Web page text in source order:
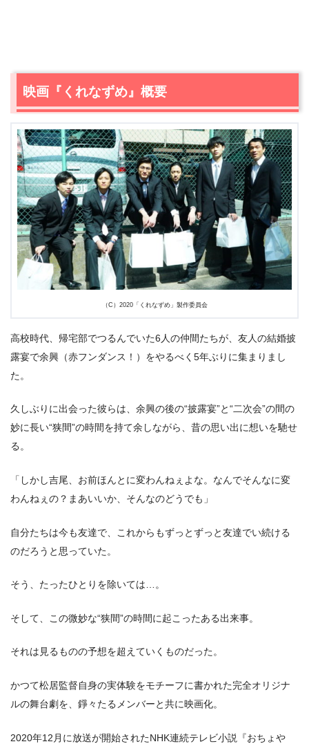
映画『くれなずめ』概要
（C）2020「くれなずめ」製作委員会
⾼校時代、帰宅部でつるんでいた6⼈の仲間たちが、友⼈の結婚披
露宴で余興（⾚フンダンス！）をやるべく5年ぶりに集まりまし
た。
久しぶりに出会った彼らは、余興の後の“披露宴”と“⼆次会”の間の
妙に⻑い“狭間”の時間を持て余しながら、昔の思い出に想いを馳せ
る。
「しかし吉尾、お前ほんとに変わんねぇよな。なんでそんなに変
わんねぇの？まあいいか、そんなのどうでも」
⾃分たちは今も友達で、これからもずっとずっと友達でい続ける
のだろうと思っていた。
そう、たったひとりを除いては…。
そして、この微妙な“狭間”の時間に起こったある出来事。
それは⾒るものの予想を超えていくものだった。
かつて松居監督⾃⾝の実体験をモチーフに書かれた完全オリジナ
ルの舞台劇を、錚々たるメンバーと共に映画化。
2020年12月に放送が開始されたNHK連続テレビ⼩説『おちょや